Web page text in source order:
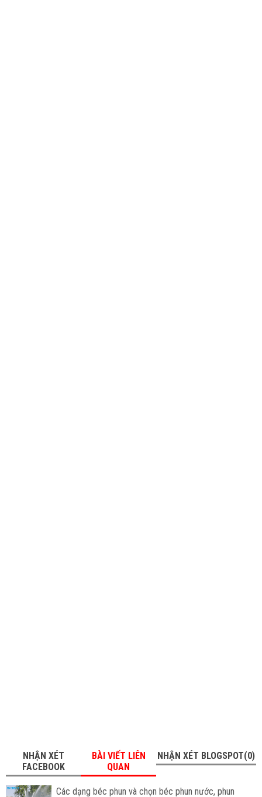
NHẬN XÉT
FACEBOOK
BÀI VIẾT LIÊN
QUAN
NHẬN XÉT BLOGSPOT(0)
Các dạng béc phun và chọn béc phun nước, phun